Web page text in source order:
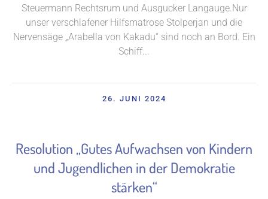
Steuermann Rechtsrum und Ausgucker Langauge.Nur
unser verschlafener Hilfsmatrose Stolperjan und die
Nervensäge „Arabella von Kakadu“ sind noch an Bord. Ein
Schiff...
26. JUNI 2024
Resolution „Gutes Aufwachsen von Kindern
und Jugendlichen in der Demokratie
stärken“